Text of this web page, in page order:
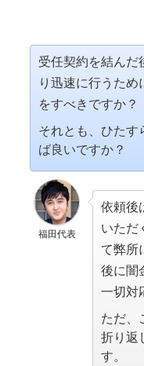
受任契約を結んだ
り迅速に行うた
をすべきですか？
それとも、ひた
ば良いですか？
福田代表
依頼後
いただ
て弊所
後に闇
一切対
ただ、
折り返
す。